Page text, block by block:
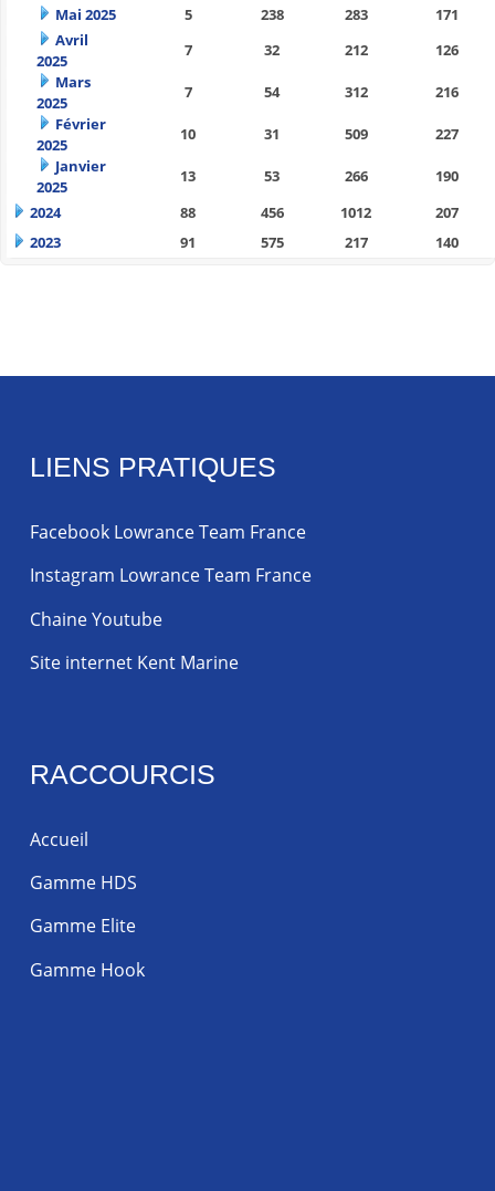
Mai 2025
5 238 283
171
Avril
2025
7 32 212
126
Mars
2025
7 54 312
216
Février
2025
10 31 509
227
Janvier
2025
13 53 266
190
2024
88 456 1012
207
2023
91 575 217 140
LIENS PRATIQUES
Facebook Lowrance Team France
Instagram Lowrance Team France
Chaine Youtube
Site internet Kent Marine
RACCOURCIS
Accueil
Gamme HDS
Gamme Elite
Gamme Hook